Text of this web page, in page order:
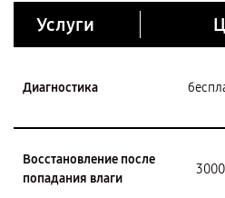
Услуги
Диагностика
Восстановление после
попадания влаги